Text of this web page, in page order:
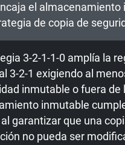
el almacenamiento
de copia de
3-2-1-1-0 amplía la
3-2-1 exigiendo al
inmutable o fuera de
inmutable
garantizar que una
no pueda ser